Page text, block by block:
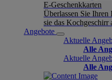
E-Geschenkkarten
Überlassen Sie Ihren
sie das Kochgeschirr
Angebote
Aktuelle
Alle
Aktuelle
Alle